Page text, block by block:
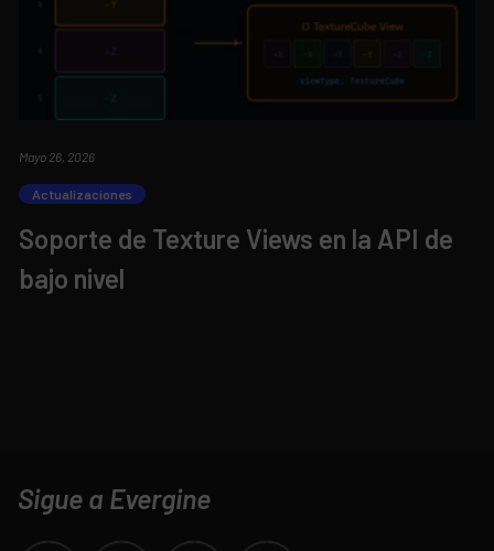
Mayo 26, 2026
Actualizaciones
Soporte de Texture Views en la API de
bajo nivel
Sigue a Evergine